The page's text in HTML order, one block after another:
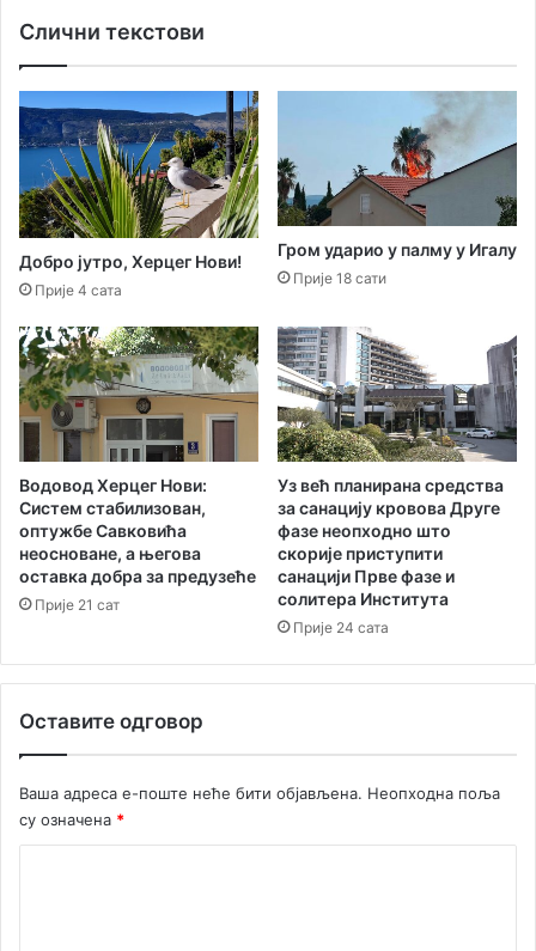
Слични текстови
Добро јутро, Херцег Нови!
Прије 4 сата
Гром ударио у палму у Игалу
Прије 18 сати
Водовод Херцег Нови:
Систем стабилизован,
оптужбе Савковића
неосноване, а његова
оставка добра за предузеће
Прије 21 сат
Уз већ планирана средства
за санацију кровова Друге
фазе неопходно што
скорије приступити
санацији Прве фазе и
солитера Института
Прије 24 сата
Оставите одговор
Ваша адреса е-поште неће бити објављена. Неопходна поља
су означена *